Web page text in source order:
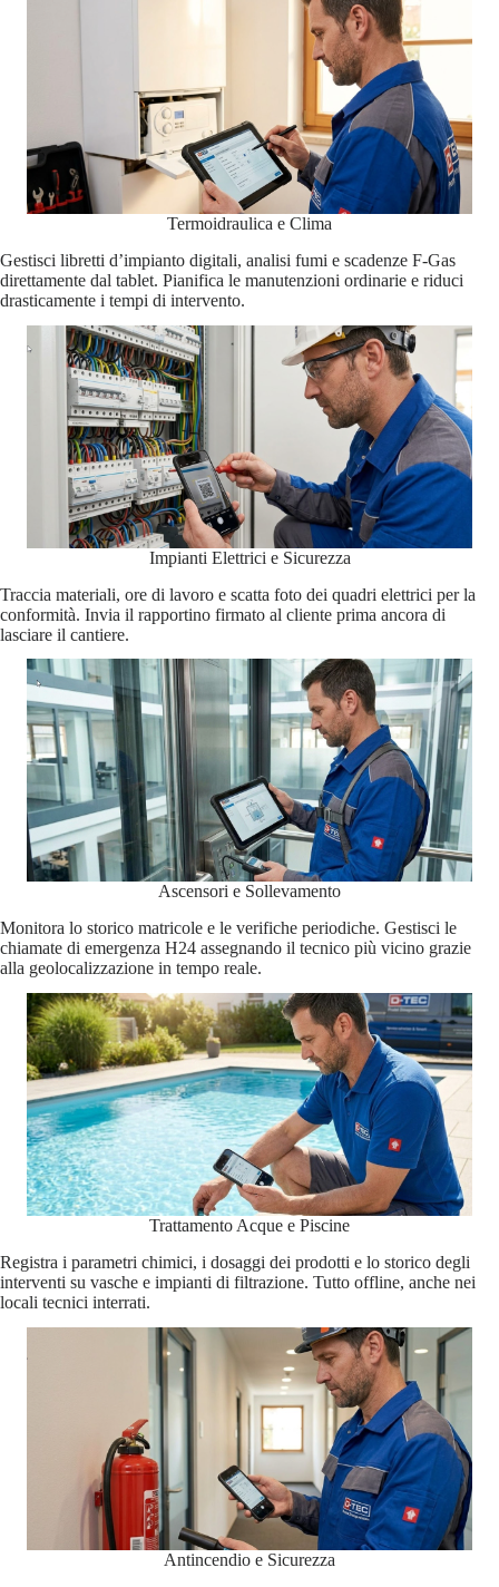
Termoidraulica e Clima
Gestisci libretti d’impianto digitali, analisi fumi e scadenze F-Gas
direttamente dal tablet. Pianifica le manutenzioni ordinarie e riduci
drasticamente i tempi di intervento.
Impianti Elettrici e Sicurezza
Traccia materiali, ore di lavoro e scatta foto dei quadri elettrici per la
conformità. Invia il rapportino firmato al cliente prima ancora di
lasciare il cantiere.
Ascensori e Sollevamento
Monitora lo storico matricole e le verifiche periodiche. Gestisci le
chiamate di emergenza H24 assegnando il tecnico più vicino grazie
alla geolocalizzazione in tempo reale.
Trattamento Acque e Piscine
Registra i parametri chimici, i dosaggi dei prodotti e lo storico degli
interventi su vasche e impianti di filtrazione. Tutto offline, anche nei
locali tecnici interrati.
Antincendio e Sicurezza